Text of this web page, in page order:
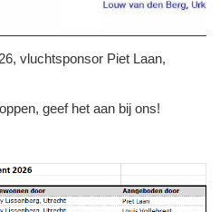
vluchtsponsor Piet Laan,
geef het aan bij ons!